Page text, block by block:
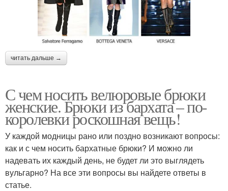
читать дальше →
С чем носить велюровые брюки
женские. Брюки из бархата – по-
королевки роскошная вещь!
У каждой модницы рано или поздно возникают вопросы:
как и с чем носить бархатные брюки? И можно ли
надевать их каждый день, не будет ли это выглядеть
вульгарно? На все эти вопросы вы найдете ответы в
статье.